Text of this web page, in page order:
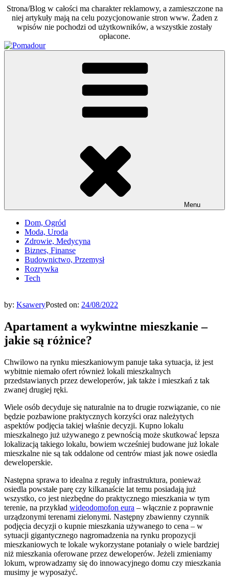
Strona/Blog w całości ma charakter reklamowy, a zamieszczone na
niej artykuły mają na celu pozycjonowanie stron www. Żaden z
wpisów nie pochodzi od użytkowników, a wszystkie zostały
opłacone.
Skip
to
Menu
Dom, Ogród
Moda, Uroda
Zdrowie, Medycyna
Biznes, Finanse
Budownictwo, Przemysł
Rozrywka
Tech
by: KsaweryPosted on: 24/08/2022
Apartament a wykwintne mieszkanie –
jakie są różnice?
Chwilowo na rynku mieszkaniowym panuje taka sytuacja, iż jest
wybitnie niemało ofert również lokali mieszkalnych
przedstawianych przez deweloperów, jak także i mieszkań z tak
zwanej drugiej ręki.
Wiele osób decyduje się naturalnie na to drugie rozwiązanie, co nie
będzie pozbawione praktycznych korzyści oraz należytych
aspektów podjęcia takiej właśnie decyzji. Kupno lokalu
mieszkalnego już używanego z pewnością może skutkować lepsza
lokalizacją takiego lokalu, bowiem wcześniej budowane już lokale
mieszkalne nie są tak oddalone od centrów miast jak nowe osiedla
deweloperskie.
Następna sprawa to idealna z reguły infrastruktura, ponieważ
osiedla powstałe parę czy kilkanaście lat temu posiadają już
wszystko, co jest niezbędne do praktycznego mieszkania w tym
terenie, na przykład wideodomofon eura – włącznie z poprawnie
urządzonymi terenami zielonymi. Następny zbawienny czynnik
podjęcia decyzji o kupnie mieszkania używanego to cena – w
sytuacji gigantycznego nagromadzenia na rynku propozycji
mieszkaniowych te lokale wykorzystane potaniały o wiele bardziej
niż mieszkania oferowane przez deweloperów. Jeżeli zmieniamy
lokum, wprowadzamy się do innowacyjnego domu czy mieszkania
musimy je wyposażyć.